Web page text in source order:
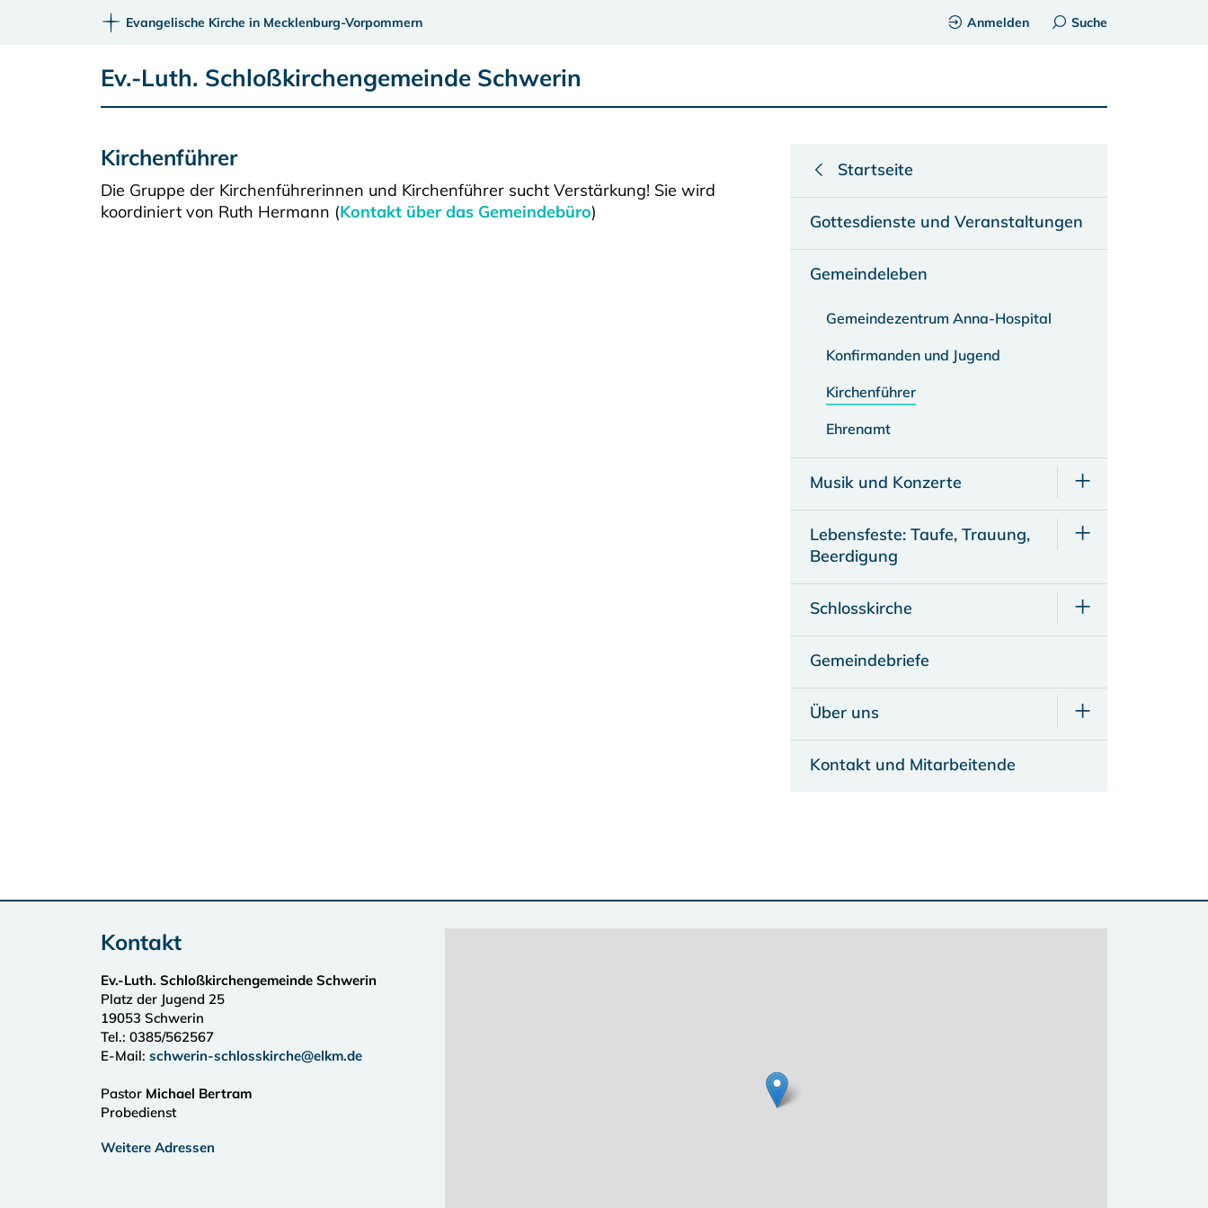
Evangelische Kirche in Mecklenburg-Vorpommern Anmelden Suche
Ev.-Luth. Schloßkirchengemeinde Schwerin
Kirchenführer
Die Gruppe der Kirchenführerinnen und Kirchenführer sucht Verstärkung! Sie wird
koordiniert von Ruth Hermann (Kontakt über das Gemeindebüro)
Startseite
Gottesdienste und Veranstaltungen
Gemeindeleben
Gemeindezentrum Anna-Hospital
Konfirmanden und Jugend
Kirchenführer
Ehrenamt
Musik und Konzerte
Lebensfeste: Taufe, Trauung,
Beerdigung
Schlosskirche
Gemeindebriefe
Über uns
Kontakt und Mitarbeitende
Kontakt
Ev.-Luth. Schloßkirchengemeinde Schwerin
Platz der Jugend 25
19053 Schwerin
Tel.: 0385/562567
E-Mail: schwerin-schlosskirche@elkm.de
Pastor Michael Bertram
Probedienst
Weitere Adressen